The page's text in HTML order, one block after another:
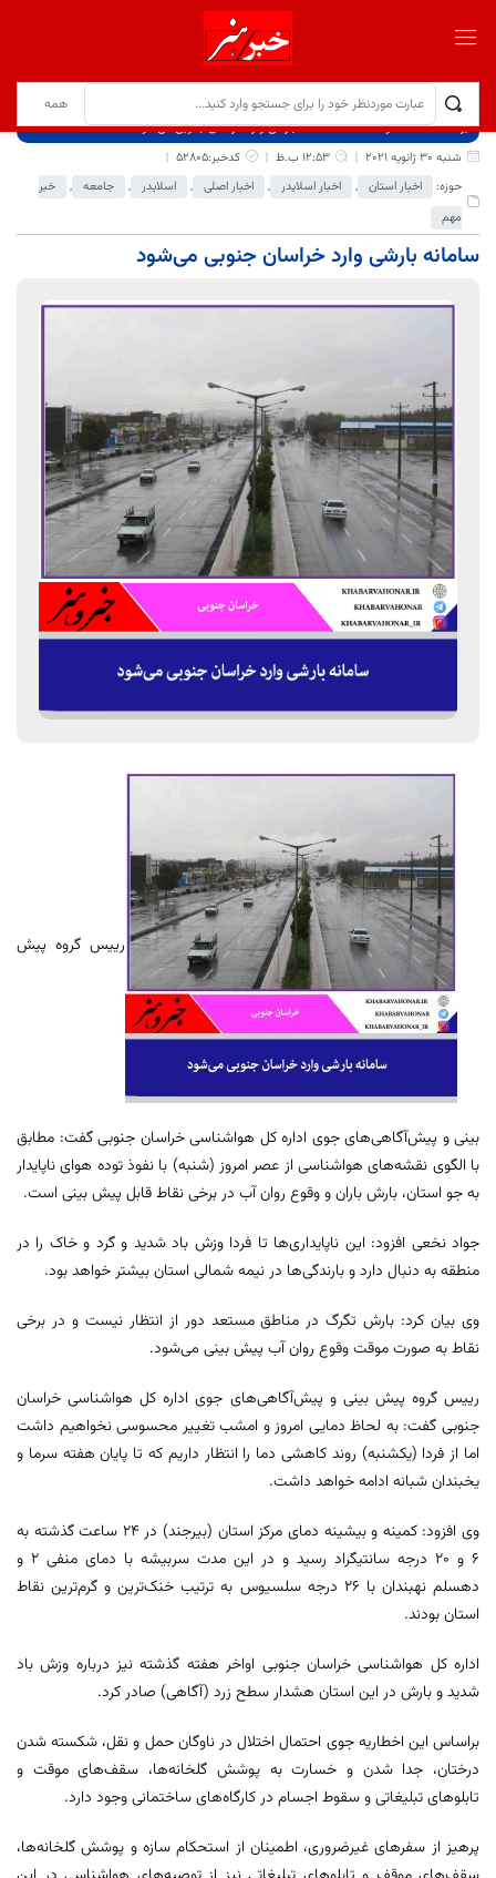
برگ نخست نوشته‌ها
سامانه بارشی وارد خراسان جنوبی می‌شود
شنبه 30 ژانویه 2021
12:53 ب.ظ
کدخبر:52805
حوزه:
اخبار استان , اخبار اسلایدر , اخبار اصلی , اسلایدر , جامعه ,
خبر
مهم
سامانه بارشی وارد خراسان جنوبی می‌شود
رییس گروه پیش
بینی و پیش‌آگاهی‌های جوی اداره کل هواشناسی خراسان جنوبی گفت: مطابق
با الگوی نقشه‌های هواشناسی از عصر امروز (شنبه) با نفوذ توده هوای ناپایدار
به جو استان، بارش باران و وقوع روان آب در برخی نقاط قابل پیش بینی است.
جواد نخعی افزود: این ناپایداری‌ها تا فردا وزش باد شدید و گرد و خاک را در
منطقه به دنبال دارد و بارندگی‌ها در نیمه شمالی استان بیشتر خواهد بود.
وی بیان کرد: بارش تگرگ در مناطق مستعد دور از انتظار نیست و در برخی
نقاط به صورت موقت وقوع روان آب پیش بینی می‌شود.
رییس گروه پیش بینی و پیش‌آگاهی‌های جوی اداره کل هواشناسی خراسان
جنوبی گفت: به لحاظ دمایی امروز و امشب تغییر محسوسی نخواهیم داشت
اما از فردا (یکشنبه) روند کاهشی دما را انتظار داریم که تا پایان هفته سرما و
یخبندان شبانه ادامه خواهد داشت.
وی افزود: کمینه و بیشینه دمای مرکز استان (بیرجند) در ۲۴ ساعت گذشته به
۶ و ۲۰ درجه سانتیگراد رسید و در این مدت سربیشه با دمای منفی ۲ و
دهسلم نهبندان با ۲۶ درجه سلسیوس به ترتیب خنک‌ترین و گرم‌ترین نقاط
استان بودند.
اداره کل هواشناسی خراسان جنوبی اواخر هفته گذشته نیز درباره وزش باد
شدید و بارش در این استان هشدار سطح زرد (آگاهی) صادر کرد.
براساس این اخطاریه جوی احتمال اختلال در ناوگان حمل و نقل، شکسته شدن
درختان، جدا شدن و خسارت به پوشش گلخانه‌ها، سقف‌های موقت و
تابلوهای تبلیغاتی و سقوط اجسام در کارگاه‌های ساختمانی وجود دارد.
پرهیز از سفرهای غیرضروری، اطمینان از استحکام سازه و پوشش گلخانه‌ها،